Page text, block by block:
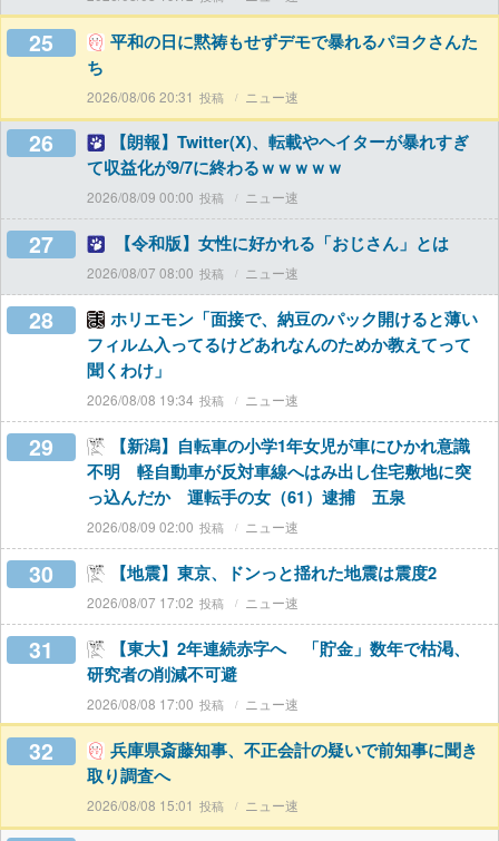
25
平和の日に黙祷もせずデモで暴れるパヨクさんた
ち
2026/08/06 20:31 ニュー速
26
【朗報】Twitter(X)、転載やヘイターが暴れすぎ
て収益化が9/7に終わるｗｗｗｗｗ
2026/08/09 00:00 ニュー速
27 【令和版】女性に好かれる「おじさん」とは
2026/08/07 08:00 ニュー速
28
ホリエモン「面接で、納豆のパック開けると薄い
フィルム入ってるけどあれなんのためか教えてって
聞くわけ」
2026/08/08 19:34 ニュー速
29
【新潟】自転車の小学1年女児が車にひかれ意識
不明 軽自動車が反対車線へはみ出し住宅敷地に突
っ込んだか 運転手の女（61）逮捕 五泉
2026/08/09 02:00 ニュー速
30 【地震】東京、ドンっと揺れた地震は震度2
2026/08/07 17:02 ニュー速
31
【東大】2年連続赤字へ 「貯金」数年で枯渇、
研究者の削減不可避
2026/08/08 17:00 ニュー速
32
兵庫県斎藤知事、不正会計の疑いで前知事に聞き
取り調査へ
2026/08/08 15:01 ニュー速